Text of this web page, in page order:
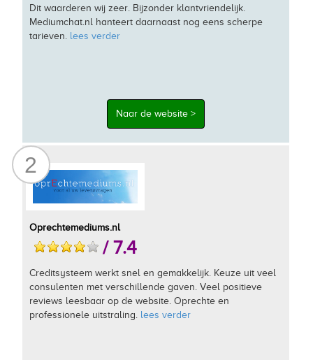
Dit waarderen wij zeer. Bijzonder klantvriendelijk.
Mediumchat.nl hanteert daarnaast nog eens scherpe
tarieven. lees verder
Naar de website >
2
Oprechtemediums.nl
/ 7.4
Creditsysteem werkt snel en gemakkelijk. Keuze uit veel
consulenten met verschillende gaven. Veel positieve
reviews leesbaar op de website. Oprechte en
professionele uitstraling. lees verder